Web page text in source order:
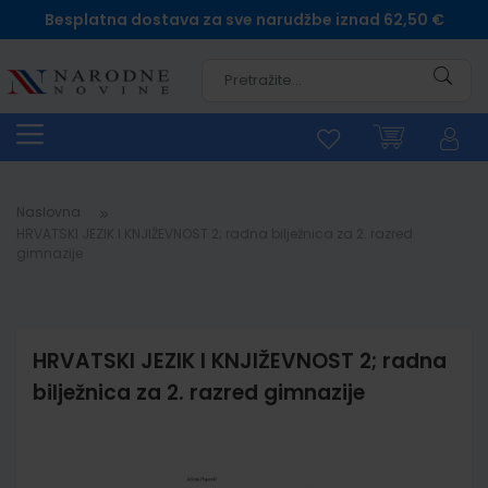
Besplatna dostava za sve narudžbe iznad 62,50 €
Naslovna
HRVATSKI JEZIK I KNJIŽEVNOST 2; radna
bilježnica za 2. razred gimnazije